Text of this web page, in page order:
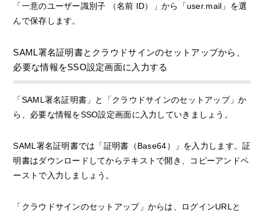
「一意のユーザー識別子 （名前 ID）」から「user.mail」を選
んで保存します。
SAML署名証明書とクラウドサインのセットアップから、
必要な情報をSSO設定画面に入力する
「SAML署名証明書」と「クラウドサインのセットアップ」か
ら、必要な情報をSSO設定画面に入力していきましょう。
SAML署名証明書では「証明書（Base64）」を入力します。証
明書はダウンロードしてからテキストで開き、コピーアンドペ
ーストで入力しましょう。
「クラウドサインのセットアップ」からは、ログインURLと